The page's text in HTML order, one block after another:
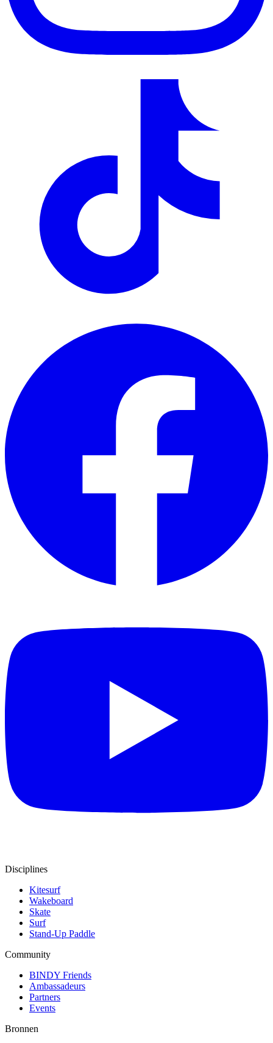
Disciplines
Kitesurf
Wakeboard
Skate
Surf
Stand-Up Paddle
Community
BINDY Friends
Ambassadeurs
Partners
Events
Bronnen